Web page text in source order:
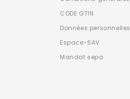
CODE GTIN
Données personnelles
Espace-SAV
Mandat sepa